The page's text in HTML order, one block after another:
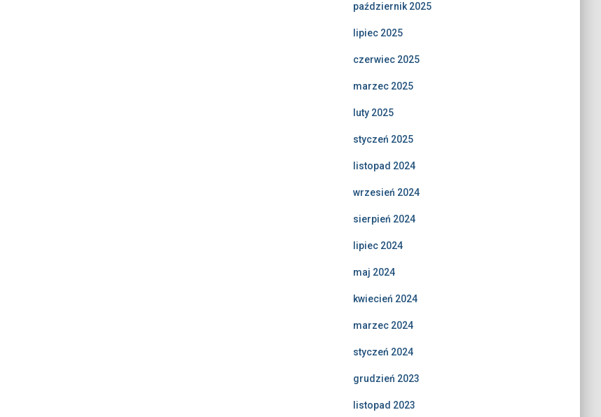
październik 2025
lipiec 2025
czerwiec 2025
marzec 2025
luty 2025
styczeń 2025
listopad 2024
wrzesień 2024
sierpień 2024
lipiec 2024
maj 2024
kwiecień 2024
marzec 2024
styczeń 2024
grudzień 2023
listopad 2023